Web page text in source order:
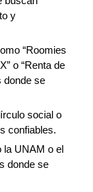
y
“Roomies
o “Renta de
donde se
social o
confiables.
UNAM o el
donde se